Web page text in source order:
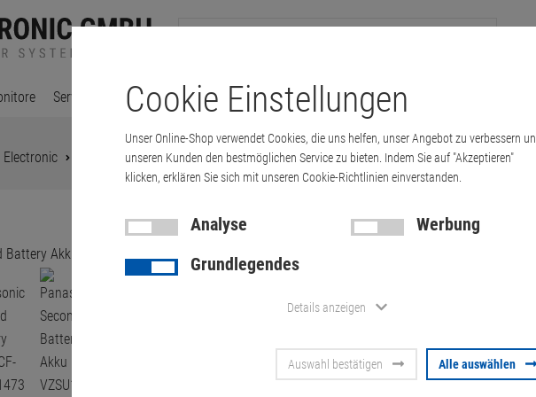
Server & Workstation Drucker & Kopierer Kabel Multimedia & HDTV
Electronic Panasonic Second Battery Akku CF-VZSU1473 für CF-…
Panasonic
Akku CF-
Cookie Einstellungen
Unser Online-Shop verwendet Cookies, die uns helfen, unser Angebot zu verbessern
unseren Kunden den bestmöglichen Service zu bieten. Indem Sie auf "Akzeptieren"
klicken, erklären Sie sich mit unseren Cookie-Richtlinien einverstanden.
Analyse
Werbung
Grundlegendes
Details anzeigen
Auswahl bestätigen Alle auswählen